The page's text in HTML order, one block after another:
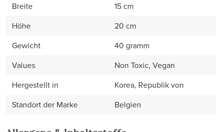
Breite
15 cm
Höhe
20 cm
Gewicht
40 gramm
Values
Non Toxic, Vegan
Hergestellt in
Korea, Republik von
Standort der Marke
Belgien